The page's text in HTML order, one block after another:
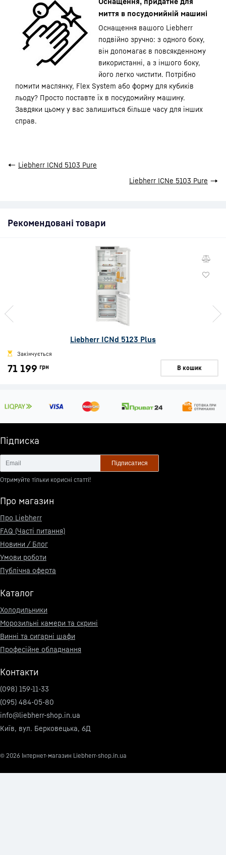
миття в посудомийній машині
Оснащення вашого Liebherr
подвійно зручно: з одного боку,
він допомагає в повсякденному
використанні, а з іншого боку,
його легко чистити. Потрібно
помити маслянку, Flex System або форму для кубиків
льоду? Просто поставте їх в посудомийну машину.
Завдяки цьому у вас залишиться більше часу для інших
справ.
← Liebherr ICNd 5103 Pure
Liebherr ICNe 5103 Pure →
Рекомендовані товари
Liebherr ICNd 5123 Plus
Закінчується
71 199 грн В кошик
Підписка
Підписатися
Отримуйте тільки корисні статті!
Про магазин
Про Liebherr
FAQ (Часті питання)
Новини / Блог
Умови роботи
Публічна оферта
Каталог
Холодильники
Морозильні камери та скрині
Винні та сигарні шафи
Професійне обладнання
Контакти
(098) 159-11-33
(095) 484-05-80
info@liebherr-shop.in.ua
Київ, вул. Берковецька, 6Д
© 2026 Інтернет-магазин Liebherr-shop.in.ua